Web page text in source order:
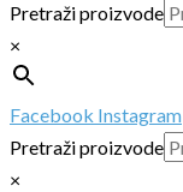
Pretraži proizvode
×
Facebook Instagram
Pretraži proizvode
×